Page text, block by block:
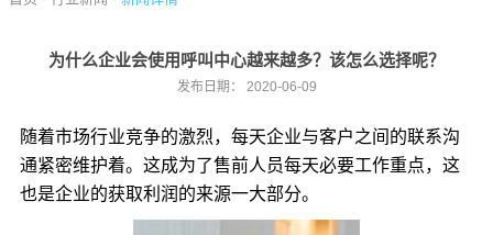
为什么企业会使用呼叫中心越来越多？该怎么选择呢？
发布日期： 2020-06-09
随着市场行业竞争的激烈，每天企业与客户之间的联系沟
通紧密维护着。这成为了售前人员每天必要工作重点，这
也是企业的获取利润的来源一大部分。